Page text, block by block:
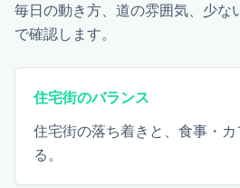
毎日の動き方、道の雰囲気、少な
で確認します。
住宅街のバランス
住宅街の落ち着きと、食事・
る。